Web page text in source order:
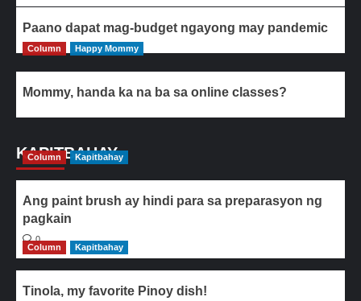
Paano dapat mag-budget ngayong may pandemic
Column Happy Mommy
Mommy, handa ka na ba sa online classes?
KAPITBAHAY
Column Kapitbahay
Ang paint brush ay hindi para sa preparasyon ng
pagkain
0
Column
Kapitbahay
Tinola, my favorite Pinoy dish!